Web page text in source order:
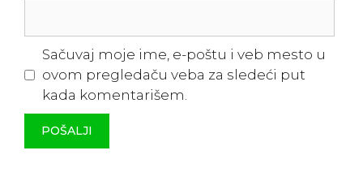
Sačuvaj moje ime, e-poštu i veb mesto u
ovom pregledaču veba za sledeći put
kada komentarišem.